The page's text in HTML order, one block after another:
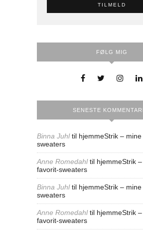
FØLG MIG
SENESTE
Binna Juhltil hjemmeStrik –
sweaters
Anne Romedahltil hjemmeStrik
favorit-sweaters
Binna Juhltil hjemmeStrik –
sweaters
Anne Romedahltil hjemmeStrik
favorit-sweaters